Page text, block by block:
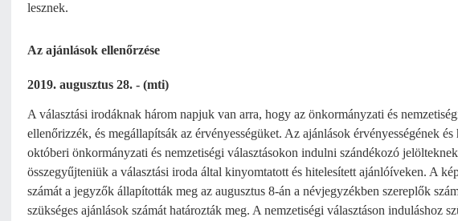
lesznek.
Az ajánlások ellenőrzése
2019. augusztus 28. - (mti)
A választási irodáknak három napjuk van arra, hogy az önkormányzati és
ellenőrizzék, és megállapítsák az érvényességüket. Az ajánlások érvényességének
októberi önkormányzati és nemzetiségi választásokon indulni szándékozó
összegyűjteniük a választási iroda által kinyomtatott és hitelesített ajánlóíveken. A
számát a jegyzők állapították meg az augusztus 8-án a névjegyzékben szereplők
szükséges ajánlások számát határozták meg. A nemzetiségi választáson induláshoz